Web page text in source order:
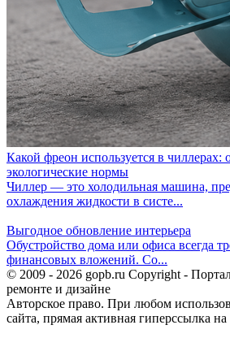
Какой фреон используется в чиллерах:
экологические нормы
Чиллер — это холодильная машина,
охлаждения жидкости в систе...
Выгодное обновление интерьера
Обустройство дома или офиса всегда
финансовых вложений. Со...
© 2009 - 2026 gopb.ru Copyright - Портал
ремонте и дизайне
Авторское право. При любом
сайта, прямая активная гиперссылка на